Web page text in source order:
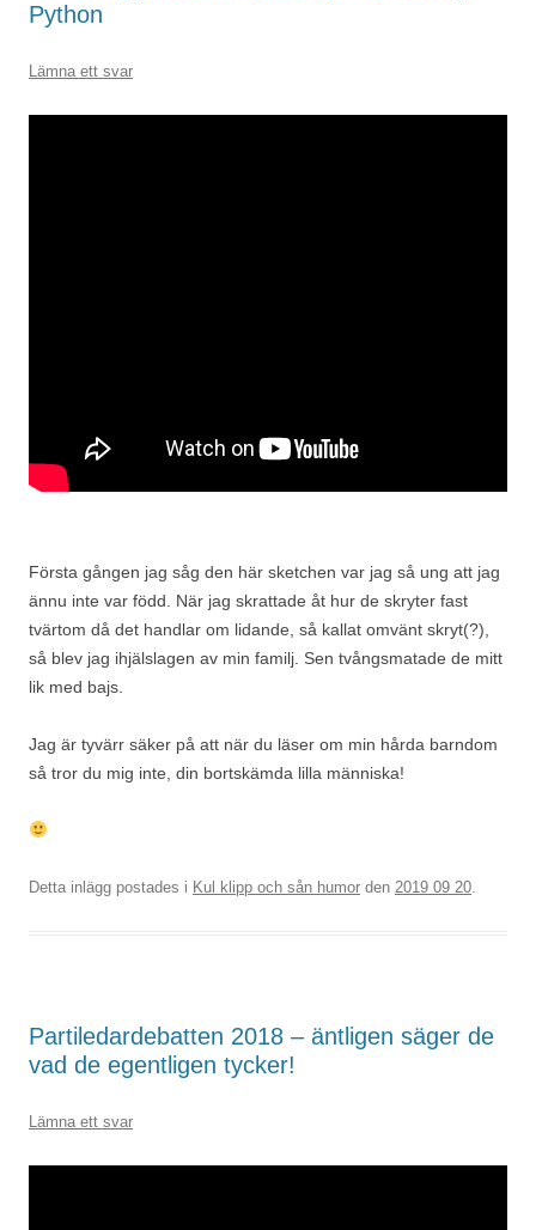
Python
Lämna ett svar
Första gången jag såg den här sketchen var jag så ung att jag
ännu inte var född. När jag skrattade åt hur de skryter fast
tvärtom då det handlar om lidande, så kallat omvänt skryt(?),
så blev jag ihjälslagen av min familj. Sen tvångsmatade de mitt
lik med bajs.
Jag är tyvärr säker på att när du läser om min hårda barndom
så tror du mig inte, din bortskämda lilla människa!
Detta inlägg postades i Kul klipp och sån humor den 2019 09 20.
Partiledardebatten 2018 – äntligen säger de
vad de egentligen tycker!
Lämna ett svar